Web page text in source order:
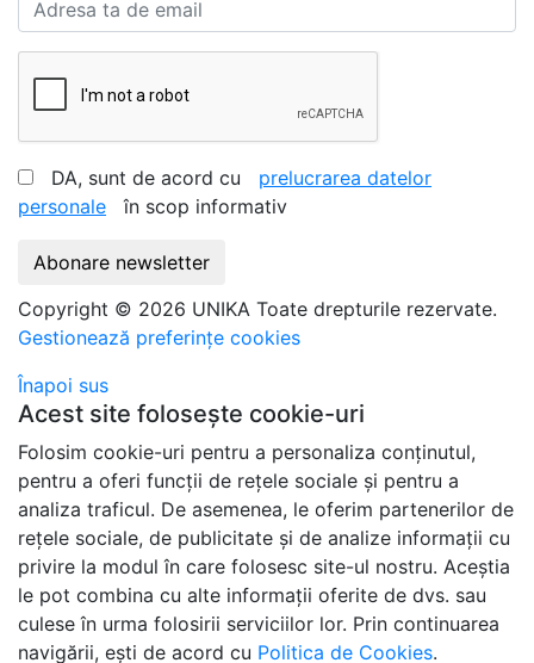
DA, sunt de acord cu
prelucrarea datelor
personale în scop informativ
Abonare newsletter
Copyright © 2026 UNIKA Toate drepturile rezervate.
Gestionează preferințe cookies
Înapoi sus
Acest site folosește cookie-uri
Folosim cookie-uri pentru a personaliza conținutul,
pentru a oferi funcții de rețele sociale și pentru a
analiza traficul. De asemenea, le oferim partenerilor de
rețele sociale, de publicitate și de analize informații cu
privire la modul în care folosesc site-ul nostru. Aceștia
le pot combina cu alte informații oferite de dvs. sau
culese în urma folosirii serviciilor lor. Prin continuarea
navigării, ești de acord cu Politica de Cookies.